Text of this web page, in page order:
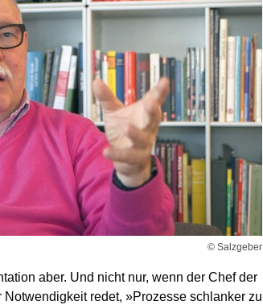
© Salzgeber
aber. Und nicht nur, wenn der Chef der
redet, »Prozesse schlanker zu